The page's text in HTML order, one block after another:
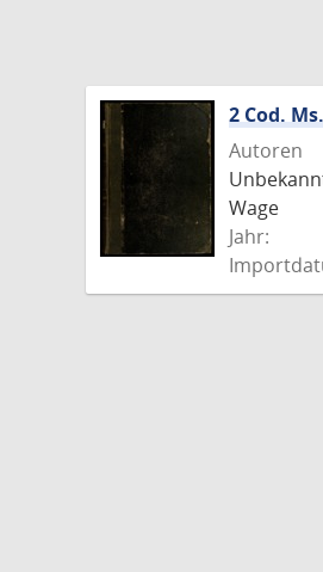
2 Cod.
Autoren
Wage
Jahr: